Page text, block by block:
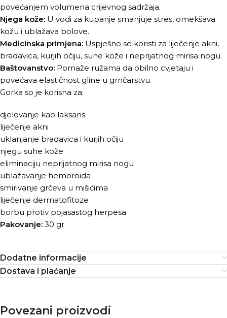
povećanjem volumena crijevnog sadržaja.
Njega kože: U vodi za kupanje smanjuje stres, omekšava
kožu i ublažava bolove.
Medicinska primjena: Uspješno se koristi za liječenje akni,
bradavica, kurjih očiju, suhe kože i neprijatnog mirisa nogu.
Baštovanstvo: Pomaže ružama da obilno cvjetaju i
povećava elastičnost gline u grnčarstvu.
Gorka so je korisna za:
djelovanje kao laksans
liječenje akni
uklanjanje bradavica i kurjih očiju
njegu suhe kože
eliminaciju neprijatnog mirisa nogu
ublažavanje hemoroida
smirivanje grčeva u mišićima
liječenje dermatofitoze
borbu protiv pojasastog herpesa.
Pakovanje: 30 gr.
Dodatne informacije
Dostava i plaćanje
Povezani proizvodi